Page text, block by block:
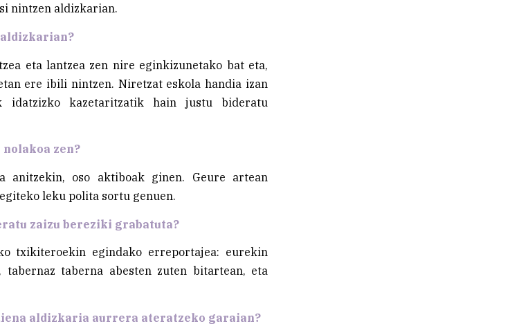
nintzen aldizkarian.
eta lantzea zen nire eginkizunetako bat eta,
ere ibili nintzen. Niretzat eskola handia izan
idatzizko kazetaritzatik hain justu bideratu
zen?
anitzekin, oso aktiboak ginen. Geure artean
leku polita sortu genuen.
zaizu bereziki grabatuta?
txikiteroekin egindako erreportajea: eurekin
tabernaz taberna abesten zuten bitartean, eta
aldizkaria aurrera ateratzeko garaian?